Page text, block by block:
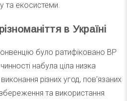
та екосистеми.
в Україні
було ратифіковано ВР
набула ціла низка
різних угод, пов’язаних
та використання